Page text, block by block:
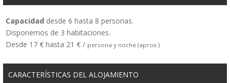
Capacidad desde 6 hasta 8 personas.
Disponemos de 3 habitaciones.
Desde 17 € hasta 21 € / persona y noche (aprox.)
CARACTERÍSTICAS DEL ALOJAMIENTO